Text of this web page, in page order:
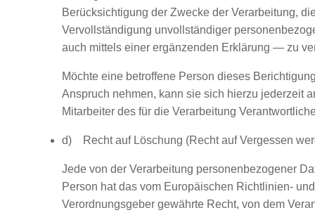
Berücksichtigung der Zwecke der Verarbeitung,
Vervollständigung unvollständiger
auch mittels einer ergänzenden Erklärung — zu
Möchte eine betroffene Person dieses
Anspruch nehmen, kann sie sich hierzu jederzeit
Mitarbeiter des für die Verarbeitung
d) Recht auf Löschung (Recht auf Vergessen
Jede von der Verarbeitung personenbezogener
Person hat das vom Europäischen Richtlinien- und
Verordnungsgeber gewährte Recht, von dem